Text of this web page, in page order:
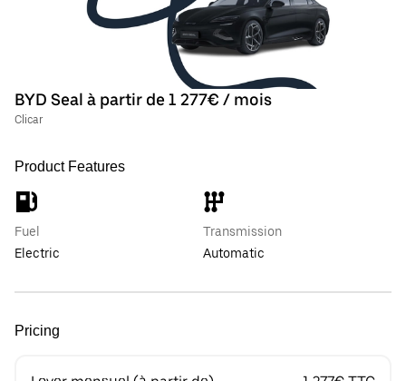
BYD Seal à partir de 1 277€ / mois
Clicar
Product Features
Fuel
Electric
Transmission
Automatic
Pricing